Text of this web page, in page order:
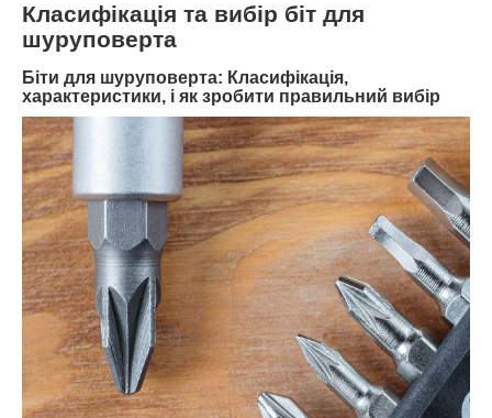
Класифікація та вибір біт для
шуруповерта
Біти для шуруповерта: Класифікація,
характеристики, і як зробити правильний вибір